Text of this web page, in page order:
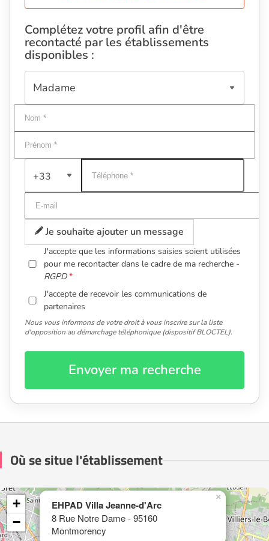
Complétez votre profil afin d'être
recontacté par les établissements
disponibles :
+33
Je souhaite ajouter un message
J'accepte que les informations saisies soient utilisées
pour me recontacter dans le cadre de ma recherche -
RGPD
J'accepte de recevoir les communications de
partenaires
Nous vous informons de votre droit à vous inscrire sur la liste
d'opposition au démarchage téléphonique (dispositif BLOCTEL).
Envoyer ma recherche
Où se situe l'établissement
EHPAD Villa Jeanne-d'Arc
8 Rue Notre Dame - 95160
Montmorency
×
+
−